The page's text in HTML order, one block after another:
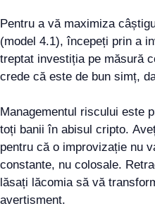
Pentru a vă maximiza
(model 4.1), începeți prin a
treptat investiția pe măsură
crede că este de bun simț,
Managementul riscului este
toți banii în abisul cripto.
pentru că o improvizație nu
constante, nu colosale.
lăsați lăcomia să vă
avertisment.